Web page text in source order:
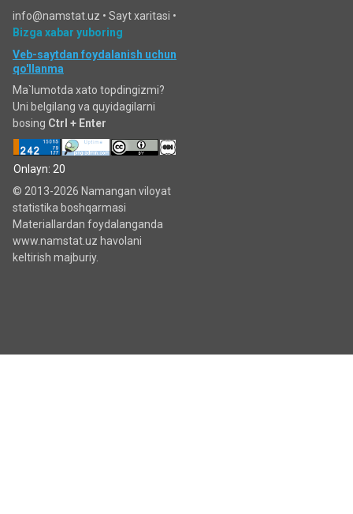
info@namstat.uz • Sayt xaritasi •
Bizga xabar yuboring
Veb-saytdan foydalanish uchun
qo'llanma
Ma`lumotda xato topdingizmi?
Uni belgilang va quyidagilarni
bosing Ctrl + Enter
Onlayn: 20
© 2013-2026 Namangan viloyat
statistika boshqarmasi
Materiallardan foydalanganda
www.namstat.uz havolani
keltirish majburiy.